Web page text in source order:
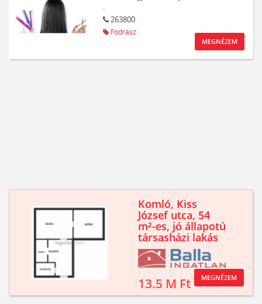
.
263800
Fodrász
MEGNÉZEM
Komló, Kiss
József utca, 54
m²-es, jó állapotú
társasházi lakás
13.5 M Ft MEGNÉZEM